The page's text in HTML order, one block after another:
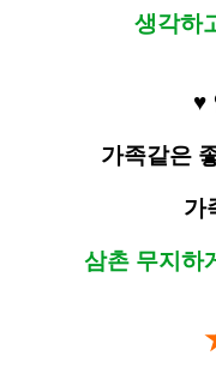
생각하
♥
가족같은
가
삼촌 무지하